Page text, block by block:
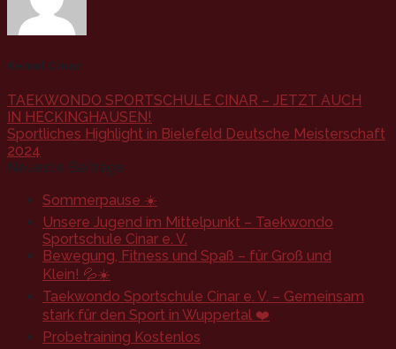
Kemal Cinar
TAEKWONDO SPORTSCHULE CINAR – JETZT AUCH
IN HECKINGHAUSEN!
Sportliches Highlight in Bielefeld Deutsche Meisterschaft
2024
Neueste Beiträge
Sommerpause ☀️
Unsere Jugend im Mittelpunkt – Taekwondo
Sportschule Cinar e. V.
Bewegung, Fitness und Spaß – für Groß und
Klein! 💦☀️
Taekwondo Sportschule Cinar e. V. – Gemeinsam
stark für den Sport in Wuppertal ❤️
Probetraining Kostenlos